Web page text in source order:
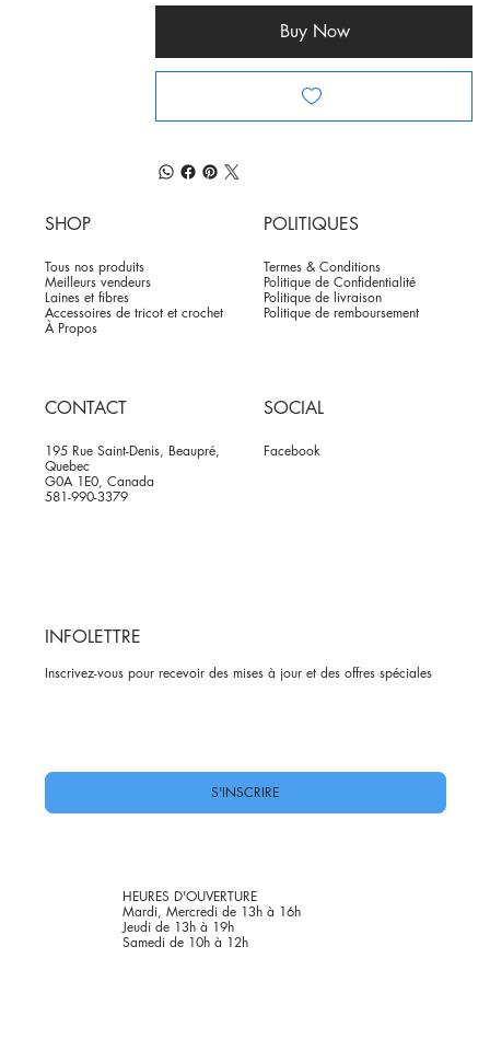
Buy Now
SHOP
Tous nos produits
Meilleurs vendeurs
Laines et fibres
Accessoires de tricot et crochet
À Propos
POLITIQUES
Termes & Conditions
Politique de Confidentialité
Politique de livraison
Politique de remboursement
CONTACT
195 Rue Saint-Denis, Beaupré,
Quebec
G0A 1E0, Canada
581-990-3379
SOCIAL
Facebook
INFOLETTRE
Inscrivez-vous pour recevoir des mises à jour et des offres spéciales
S'INSCRIRE
HEURES D'OUVERTURE
Mardi, Mercredi de 13h à 16h
Jeudi de 13h à 19h
Samedi de 10h à 12h